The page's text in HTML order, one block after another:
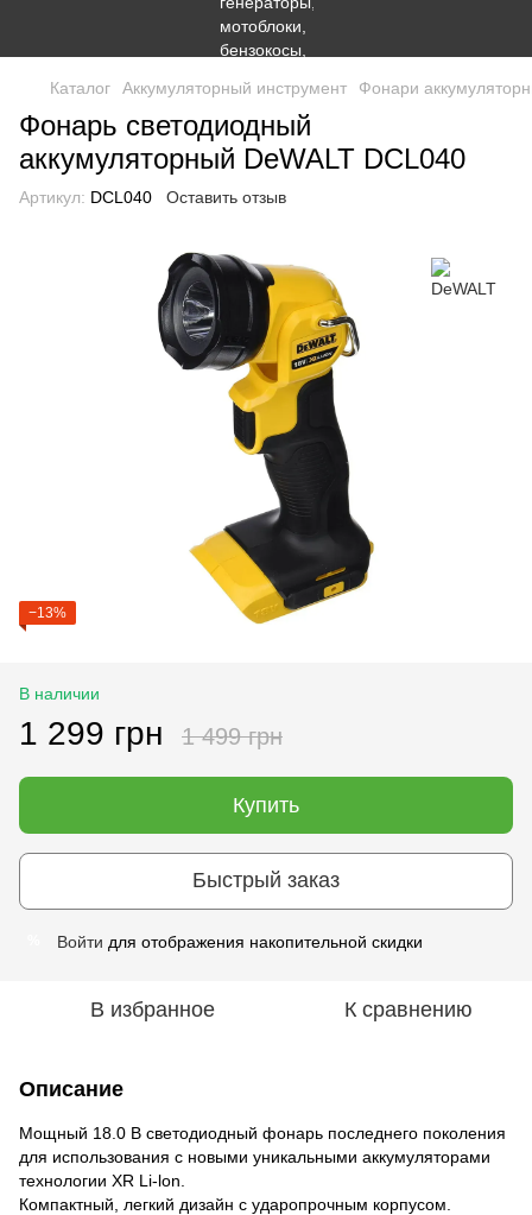
Каталог Аккумуляторный инструмент Фонари
Фонарь светодиодный
аккумуляторный DeWALT DCL040
Артикул: DCL040 Оставить отзыв
−13%
В наличии
1 299 грн 1 499 грн
Купить
Быстрый заказ
Войти для отображения накопительной скидки
В избранное К сравнению
Описание
Мощный 18.0 В светодиодный фонарь последнего поколения
для использования с новыми уникальными аккумуляторами
технологии XR Li-lon.
Компактный, легкий дизайн с ударопрочным корпусом.